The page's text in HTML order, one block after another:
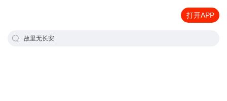
打开APP
故里无长安